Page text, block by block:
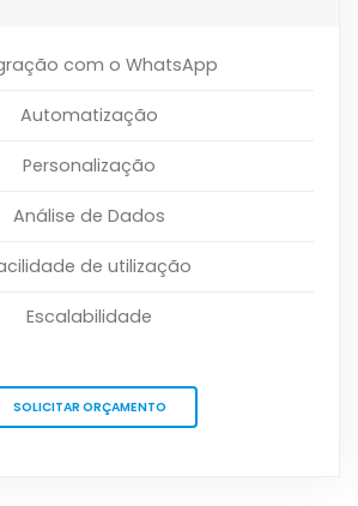
com o WhatsApp
Automatização
Personalização
Análise de Dados
de utilização
Escalabilidade
SOLICITAR ORÇAMENTO